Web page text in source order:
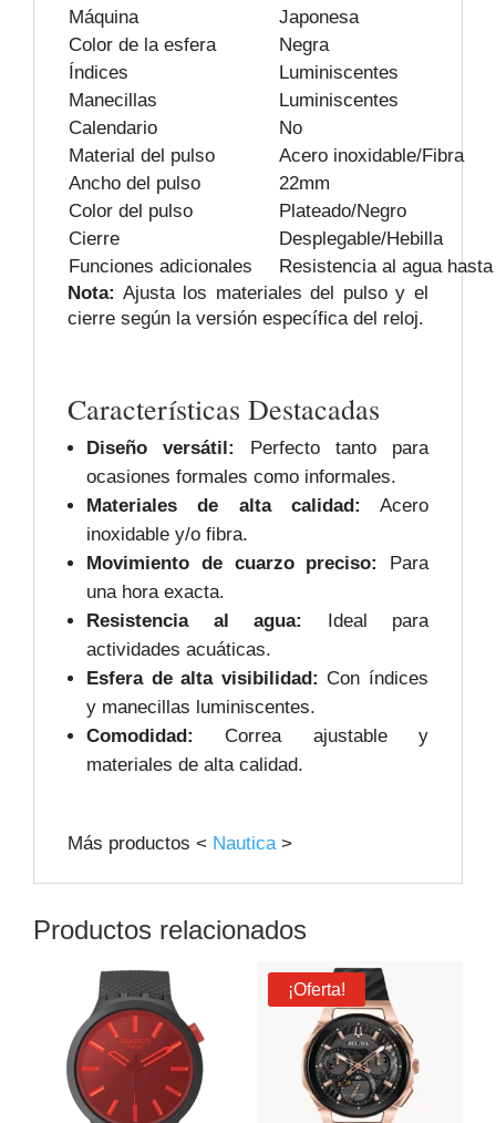
Máquina
Japonesa
Color de la esfera
Negra
Índices
Luminiscentes
Manecillas
Luminiscentes
Calendario
No
Material del pulso
Acero inoxidable/Fibra
Ancho del pulso
22mm
Color del pulso
Plateado/Negro
Cierre
Desplegable/Hebilla
Funciones adicionales
Resistencia al agua
Nota: Ajusta los materiales del pulso y el
cierre según la versión específica del reloj.
Características Destacadas
Diseño versátil:
Perfecto tanto para
ocasiones formales como informales.
Materiales de alta calidad: Acero
inoxidable y/o fibra.
Movimiento de cuarzo preciso:
Para
una hora exacta.
Resistencia al agua:
Ideal para
actividades acuáticas.
Esfera de alta visibilidad: Con índices
y manecillas luminiscentes.
Comodidad:
Correa ajustable y
materiales de alta calidad.
Más productos < Nautica>
Productos relacionados
¡Oferta!